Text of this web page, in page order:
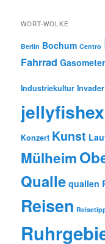
WORT-WOLKE
Berlin Bochum Centro
Fahrrad Gasometer
Industriekultur Invader
Konzert Kunst
Mülheim
Qualle quallen
Reisen